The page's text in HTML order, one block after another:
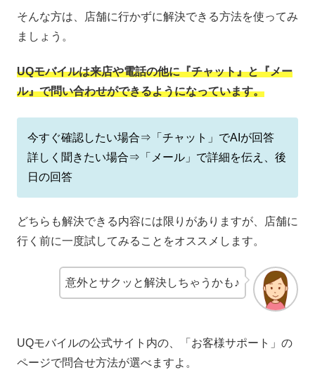
そんな方は、店舗に行かずに解決できる方法を使ってみ
ましょう。
UQモバイルは来店や電話の他に『チャット』と『メー
ル』で問い合わせができるようになっています。
今すぐ確認したい場合⇒「チャット」でAIが回答
詳しく聞きたい場合⇒「メール」で詳細を伝え、後
日の回答
どちらも解決できる内容には限りがありますが、店舗に
行く前に一度試してみることをオススメします。
意外とサクッと解決しちゃうかも♪
UQモバイルの公式サイト内の、「お客様サポート」の
ページで問合せ方法が選べますよ。